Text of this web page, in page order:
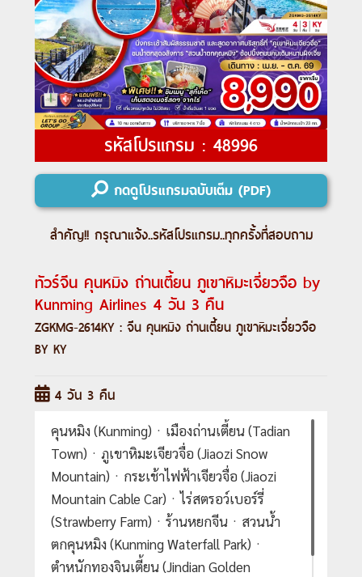
รหัสโปรแกรม : 48996
กดดูโปรแกรมฉบับเต็ม (PDF)
สำคัญ!! กรุณาแจ้ง..รหัสโปรแกรม..ทุกครั้งที่สอบถาม
ทัวร์จีน คุนหมิง ถ่านเตี้ยน ภูเขาหิมะเจี่ยวจือ by
Kunming Airlines 4 วัน 3 คืน
ZGKMG-2614KY : จีน คุนหมิง ถ่านเตี้ยน ภูเขาหิมะเจี่ยวจือ
BY KY
4 วัน 3 คืน
คุนหมิง (Kunming)ㆍเมืองถ่านเตี้ยน (Tadian
Town)ㆍภูเขาหิมะเจียวจื่อ (Jiaozi Snow
Mountain)ㆍกระเช้าไฟฟ้าเจียวจื่อ (Jiaozi
Mountain Cable Car)ㆍไร่สตรอว์เบอร์รี่
(Strawberry Farm)ㆍร้านหยกจีนㆍสวนน้ำ
ตกคุนหมิง (Kunming Waterfall Park)ㆍ
ตำหนักทองจินเตี้ยน (Jindian Golden